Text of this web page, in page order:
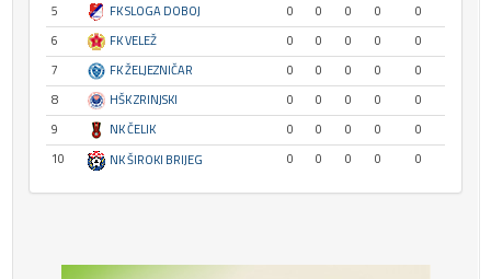
5
FK SLOGA DOBOJ 0 0 0 0
0
6
FK VELEŽ 0 0 0 0
0
7
FK ŽELJEZNIČAR 0 0 0 0
0
8
HŠK ZRINJSKI 0 0 0 0
0
9
NK ČELIK 0 0 0 0
0
10
NK ŠIROKI BRIJEG 0 0 0 0 0